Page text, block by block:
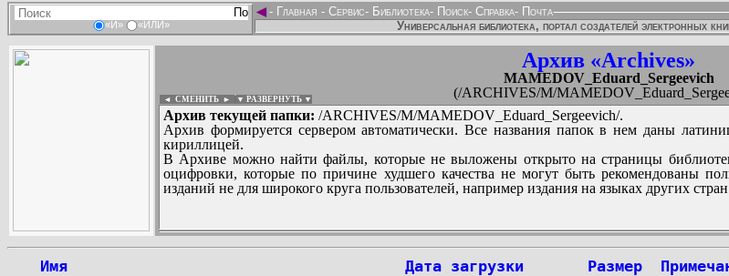
«И» «ИЛИ»
◄- Главная - Сервис- Библиотека- Поиск- Справка- Почта
Универсальная библиотека, портал создателей электронных
Архив «Archives»
MAMEDOV_Eduard_Sergeevich
(/ARCHIVES/M/
◄ СМЕНИТЬ ► ▼ РАЗВЕРНУТЬ ▼
Архив текущей папки: /ARCHIVES/M/MAMEDOV_Eduard_Sergeevich/.
Архив формируется сервером автоматически. Все названия папок в нем даны
кириллицей.
В Архиве можно найти файлы, которые не выложены открыто на страницы
оцифровки, которые по причине худшего качества не могут быть рекомендованы
изданий не для широкого круга пользователей, например издания на языках других
...
Имя Дата загрузки Размер